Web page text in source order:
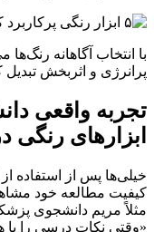
با انتخاب آگاهانه
پرانرژی و اثربخش تبدیل
تجربه واقعی
ابزارهای رنگی
خیلی‌ها پس از استفاده
کیفیت مطالعه خود
مثلاً مریم دانشجوی
«وقتی نکات درسی را با